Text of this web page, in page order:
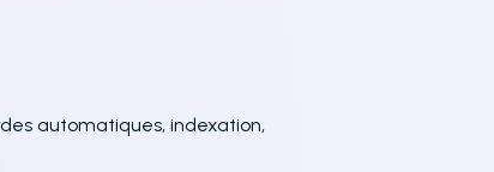
automatiques, indexation,